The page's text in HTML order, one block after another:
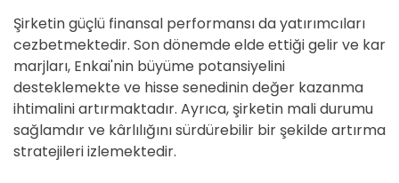
Şirketin güçlü finansal performansı da yatırımcıları
cezbetmektedir. Son dönemde elde ettiği gelir ve kar
marjları, Enkai'nin büyüme potansiyelini
desteklemekte ve hisse senedinin değer kazanma
ihtimalini artırmaktadır. Ayrıca, şirketin mali durumu
sağlamdır ve kârlılığını sürdürebilir bir şekilde artırma
stratejileri izlemektedir.